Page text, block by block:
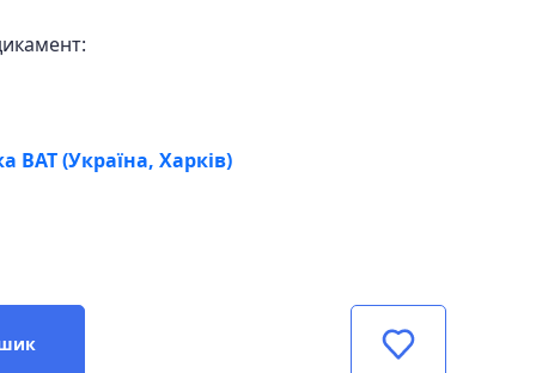
ВАТ (Україна, Харків)